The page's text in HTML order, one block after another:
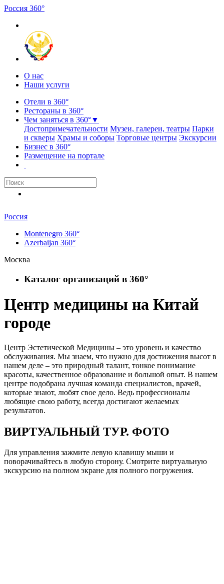
Россия 360°
О нас
Наши услуги
Отели в 360°
Рестораны в 360°
Чем заняться в 360°▼
Достопримечательности Музеи, галереи, театры Парки
и скверы Храмы и соборы Торговые центры Экскурсии
Бизнес в 360°
Размещение на портале
Россия
Montenegro 360°
Azerbaijan 360°
Москва
Каталог организаций в 360°
Центр медицины на Китай
городе
Центр Эстетической Медицины – это уровень и качество
обслуживания. Мы знаем, что нужно для достижения высот в
нашем деле – это природный талант, тонкое понимание
красоты, качественное образование и большой опыт. В нашем
центре подобрана лучшая команда специалистов, врачей,
которые знают, любят свое дело. Ведь профессионалы
любящие свою работу, всегда достигают желаемых
результатов.
ВИРТУАЛЬНЫЙ ТУР. ФОТО
Для управления зажмите левую клавишу мыши и
поворачивайтесь в любую сторону. Смотрите виртуальную
экскурсию на полном экране для полного погружения.